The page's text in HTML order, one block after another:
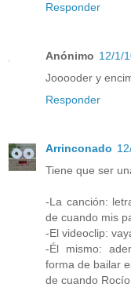
Responder
Anónimo 12/1/
Jooooder y
Responder
Arrinconado
Tiene que ser
-La canción:
de cuando mis
-El videoclip:
-Él mismo:
forma de bailar
de cuando Rocío